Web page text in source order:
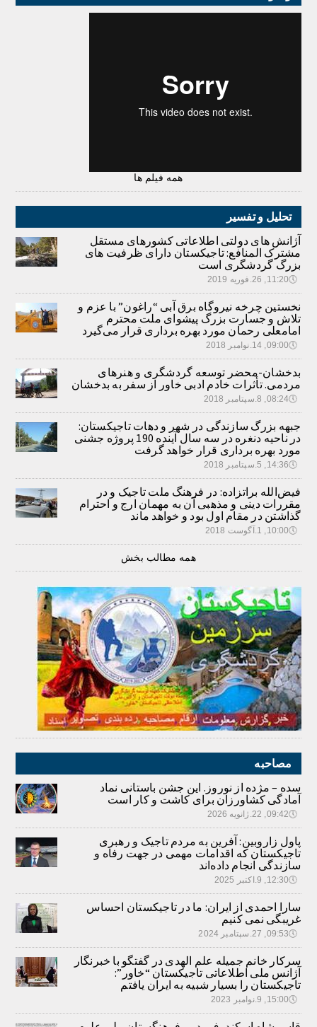
همه فیلم ها
تحلیل و تفسیر
آژانش های دولتی اطلاعاتی کشورهای مستقل
مشترک المنافع: تاجیکستان دارای ظرفیت های
بزرگ گردشگری است
🕔11:20, 26.فوریه 2019
نخستین چرخه نیروگاه برق آبی “راغون” با عزم و
تلاش و جسارت بزرگ پیشوای ملت محترم
امامعلی رحمان مورد بهره برداری قرار می‌گیرد
🕔09:00, 14.نوامبر 2018
بدخشان-محضر توسعه گردشگری و هنرهای
مردمی. تأثرات خادم ادبی خاور از سفر به بدخشان
🕔08:24, 8.سپتامبر 2018
جبهه بزرگ سازندگی در شهر و دهات تاجیکستان:
در ناحیه دنغره در سه سال آینده 190 پروژه جشنی
مورد بهره برداری قرار خواهد گرفت
🕔14:36, 5.سپتامبر 2018
فیض‌الله براتزاده: در فرهنگ ملت تاجیک و در
مقررات دینی و مذهبی آن به مهمان ارج و احترام
گذاشتن در مقام اول بود و خواهد ماند
🕔10:00, 1.آگوست 2018
همه مطالب بخش
مصاحبه
سده – مژده از نوروز. این جشن باستانی نماد
آمادگی کشاورزان برای کاشت و کار است
🕔09:42, 22.ژانویه 2026
پاول زاروبین: آفرین به مردم تاجیک و رهبری
تاجیکستان که اقدامات مهمی در جهت رفاه و
سازندگی انجام داده‌اند
🕔12:30, 9.اکتبر 2025
سارا احمدی از ایران: ما در تاجیکستان احساس
غریبگی نمی کنیم
🕔09:53, 27.سپتامبر 2024
سرکار خانم جمیله علم الهدی در گفتگو با خبرنگار
آژانس ملی اطلاعاتی تاجیکستان “خاور”:
تاجیکستان را بسیار شبیه به ایران یافتم
🕔15:00, 9.نوامبر 2023